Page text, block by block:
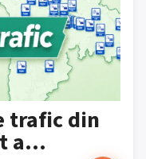
trafic din
a...